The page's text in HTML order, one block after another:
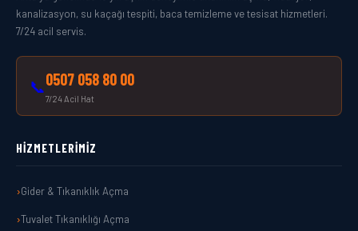
kanalizasyon, su kaçağı tespiti, baca temizleme ve tesisat hizmetleri.
7/24 acil servis.
📞0507 058 80 00
7/24 Acil Hat
HIZMETLERIMIZ
Gider & Tıkanıklık Açma
Tuvalet Tıkanıklığı Açma